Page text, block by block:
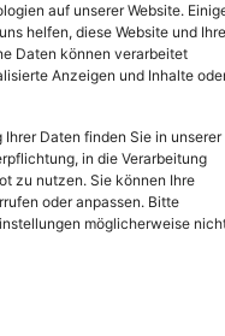
auf unserer Website.
helfen, diese Website und Ihre
Daten können verarbeitet
Anzeigen und Inhalte
Daten finden Sie in unserer
in die Verarbeitung
zu nutzen. Sie können Ihre
oder anpassen. Bitte
möglicherweise
vorbehalten.
22